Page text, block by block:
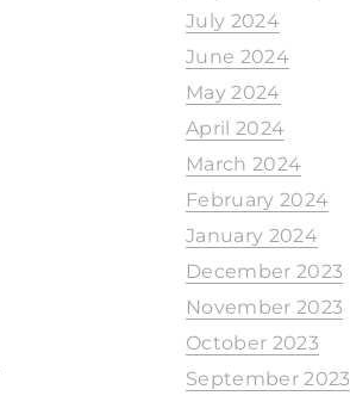
July 2024
June 2024
May 2024
April 2024
March 2024
February 2024
January 2024
December 2023
November 2023
October 2023
September 2023